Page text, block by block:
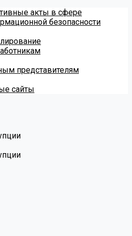
акты в сфере
безопасности
представителям
сайты